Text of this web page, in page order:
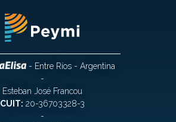
- Entre Ríos - Argentina
-
Esteban José Francou
CUIT: 20-36703328-3
-